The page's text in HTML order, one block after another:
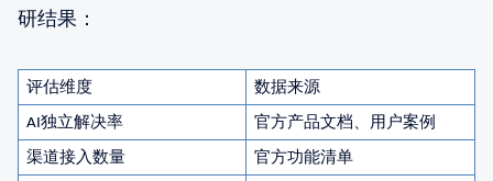
研结果：
评估维度 数据来源
AI独立解决率
官方产品文档、用户案例
渠道接入数量
官方功能清单